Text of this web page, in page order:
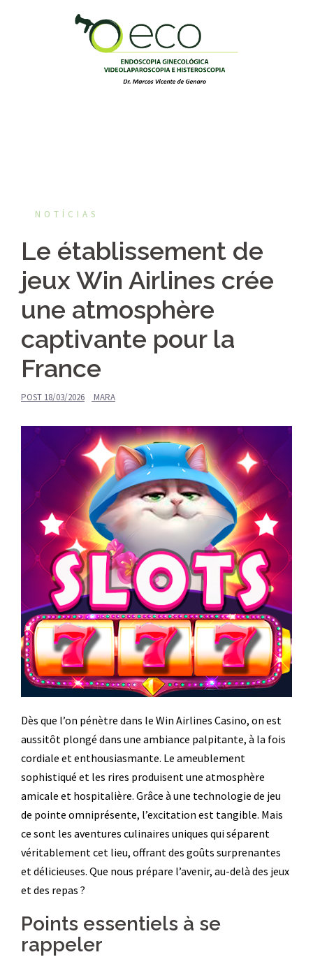
NOTÍCIAS
Le établissement de
jeux Win Airlines crée
une atmosphère
captivante pour la
France
POST 18/03/2026 MARA
Dès que l’on pénètre dans le Win Airlines Casino, on est
aussitôt plongé dans une ambiance palpitante, à la fois
cordiale et enthousiasmante. Le ameublement
sophistiqué et les rires produisent une atmosphère
amicale et hospitalière. Grâce à une technologie de jeu
de pointe omniprésente, l’excitation est tangible. Mais
ce sont les aventures culinaires uniques qui séparent
véritablement cet lieu, offrant des goûts surprenantes
et délicieuses. Que nous prépare l’avenir, au-delà des jeux
et des repas ?
Points essentiels à se
rappeler